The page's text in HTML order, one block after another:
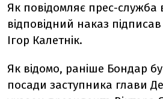
Як повідомляє прес-служба
відповідний наказ
Ігор Калетнік.
Як відомо, раніше Бондар
посади заступника глави